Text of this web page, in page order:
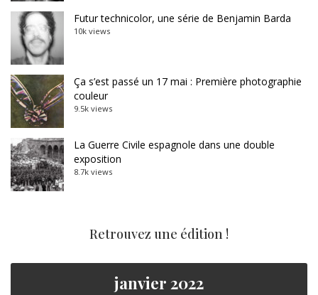
Futur technicolor, une série de Benjamin Barda
10k views
Ça s’est passé un 17 mai : Première photographie
couleur
9.5k views
La Guerre Civile espagnole dans une double
exposition
8.7k views
Retrouvez une édition !
janvier 2022